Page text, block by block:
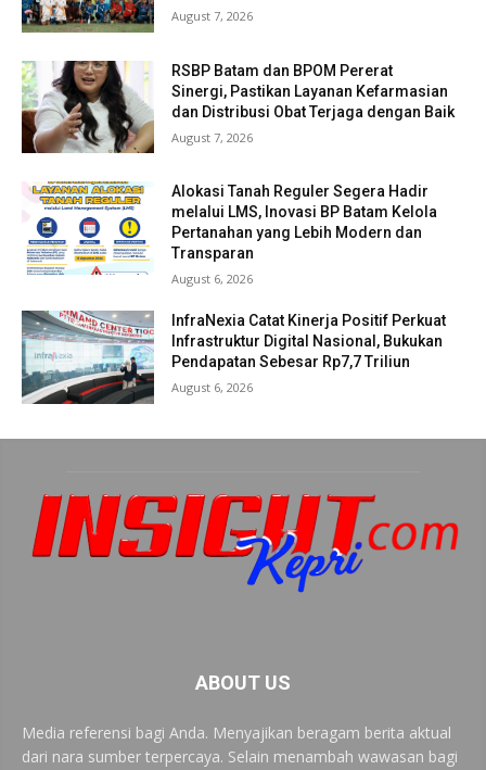
August 7, 2026
RSBP Batam dan BPOM Pererat
Sinergi, Pastikan Layanan Kefarmasian
dan Distribusi Obat Terjaga dengan Baik
August 7, 2026
Alokasi Tanah Reguler Segera Hadir
melalui LMS, Inovasi BP Batam Kelola
Pertanahan yang Lebih Modern dan
Transparan
August 6, 2026
InfraNexia Catat Kinerja Positif Perkuat
Infrastruktur Digital Nasional, Bukukan
Pendapatan Sebesar Rp7,7 Triliun
August 6, 2026
ABOUT US
Media referensi bagi Anda. Menyajikan beragam berita aktual
dari nara sumber terpercaya. Selain menambah wawasan bagi